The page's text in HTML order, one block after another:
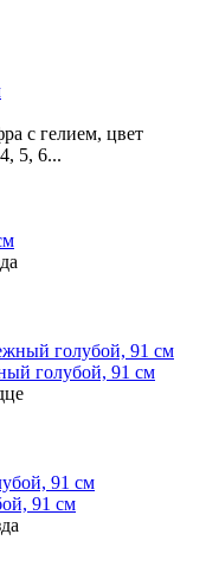
с гелием, цвет
5, 6...
голубой, 91 см
91 см